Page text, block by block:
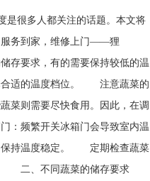
是很多人都关注的话题。本文将
服务到家，维修上门——狸
要求，有的需要保持较低的温
合适的温度档位。 注意蔬菜的
菜则需要尽快食用。因此，在调
：频繁开关冰箱门会导致室内温
保持温度稳定。 定期检查蔬菜
性。 二、不同蔬菜的储存要求